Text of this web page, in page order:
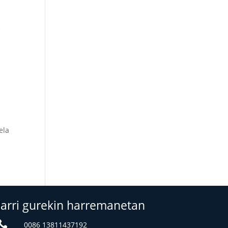
gurekin harremanetan
0086 13811437192